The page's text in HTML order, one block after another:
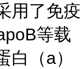
用了免疫
等载
白（a）